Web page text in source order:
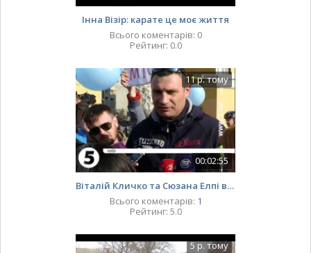
Інна Візір: карате це моє життя
Всього коментарів: 0
Рейтинг: 0.0
11 р. тому
00:02:55
Віталій Кличко та Сюзана Елпі взяли участь в флешмобі "Велосипедом на роботу"
Всього коментарів: 1
Рейтинг: 5.0
5 р. тому